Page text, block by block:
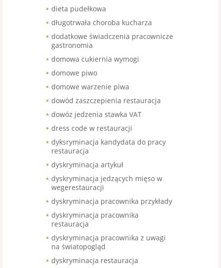
dieta pudełkowa
długotrwała choroba kucharza
dodatkowe świadczenia pracownicze
gastronomia
domowa cukiernia wymogi
domowe piwo
domowe warzenie piwa
dowód zaszczepienia restauracja
dowóz jedzenia stawka VAT
dress code w restauracji
dyksryminacja kandydata do pracy
restauracja
dyskryminacja artykuł
dyskryminacja jedzących mięso w
wegerestauracji
dyskryminacja pracownika przykłady
dyskryminacja pracownika
restauracja
dyskryminacja pracownika z uwagi
na światopogląd
dyskryminacja restauracja